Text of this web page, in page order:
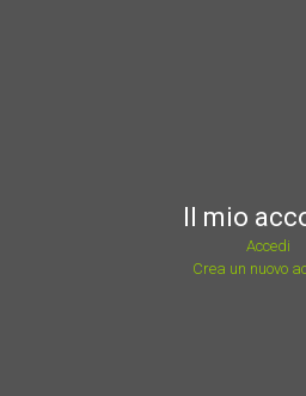
Il mio
Accedi
Crea un nuovo